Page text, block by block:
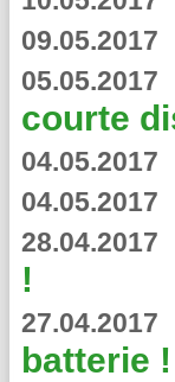
09.05.2017
05.05.2017
courte
04.05.2017
04.05.2017
28.04.2017
!
27.04.2017
batterie !